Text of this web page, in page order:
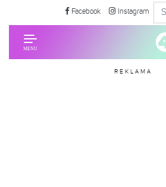
Facebook Instagram
REKLAMA